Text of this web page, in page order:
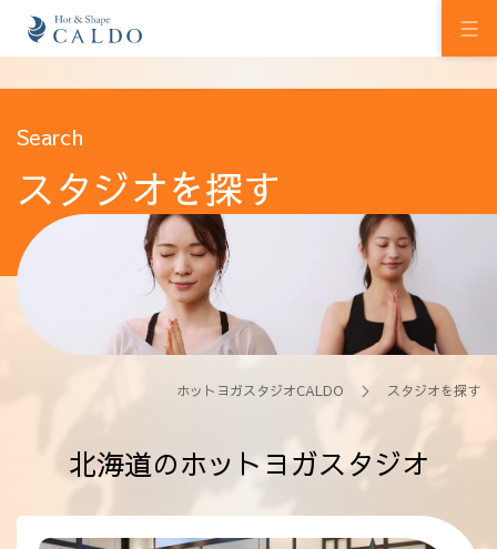
初めての方へ
ホットヨガの効果
カルドの想い
スタジオを探す
プログラム
法人会員
採用情報
Search
スタジオを探す
ホットヨガスタジオCALDO ＞ スタジオを探す
北海道のホットヨガスタジオ